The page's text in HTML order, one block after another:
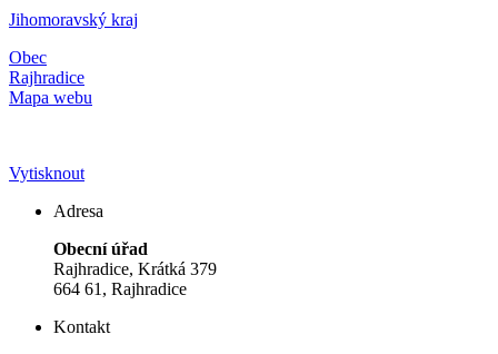
Jihomoravský kraj
Obec
Rajhradice
Mapa webu
Vytisknout
Adresa
Obecní úřad
Rajhradice, Krátká 379
664 61, Rajhradice
Kontakt